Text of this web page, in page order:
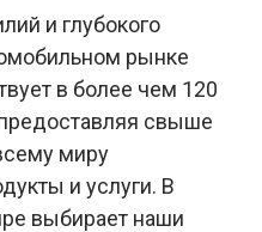
и глубокого
рынке
в более чем 120
свыше
миру
и услуги. В
выбирает наши